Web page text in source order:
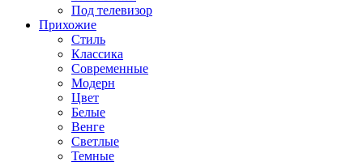
Под телевизор
Прихожие
Стиль
Классика
Современные
Модерн
Цвет
Белые
Венге
Светлые
Темные